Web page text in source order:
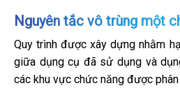
Nguyên tắc vô trùng một
Quy trình được xây dựng nhằm
giữa dụng cụ đã sử dụng và
các khu vực chức năng được